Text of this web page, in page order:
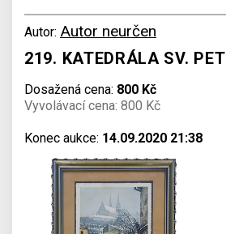
Autor: Autor neurčen
219. KATEDRÁLA SV.
Dosažená cena: 800 Kč
Vyvolávací cena: 800 Kč
Konec aukce: 14.09.2020 21:38